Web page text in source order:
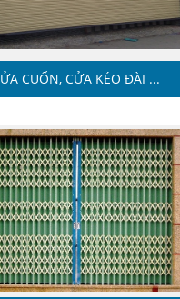
CUỐN, CỬA KÉO ĐÀI ...